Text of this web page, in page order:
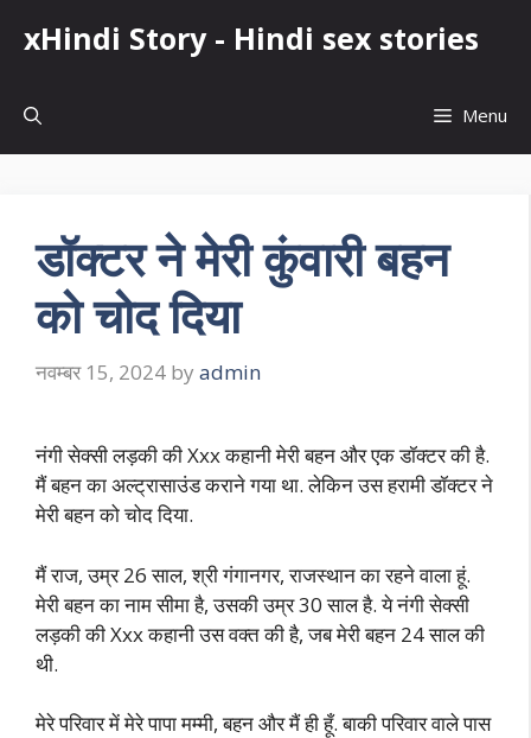
xHindi Story - Hindi sex stories
Menu
डॉक्टर ने मेरी कुंवारी बहन
को चोद दिया
नवम्बर 15, 2024 by admin
नंगी सेक्सी लड़की की Xxx कहानी मेरी बहन और एक डॉक्टर की है.
मैं बहन का अल्ट्रासाउंड कराने गया था. लेकिन उस हरामी डॉक्टर ने
मेरी बहन को चोद दिया.
मैं राज, उम्र 26 साल, श्री गंगानगर, राजस्थान का रहने वाला हूं.
मेरी बहन का नाम सीमा है, उसकी उम्र 30 साल है. ये नंगी सेक्सी
लड़की की Xxx कहानी उस वक्त की है, जब मेरी बहन 24 साल की
थी.
मेरे परिवार में मेरे पापा मम्मी, बहन और मैं ही हूँ. बाकी परिवार वाले पास